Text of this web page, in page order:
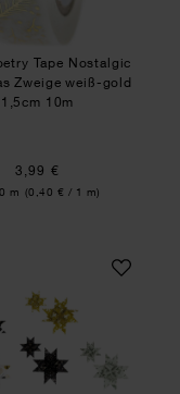
Tape Nostalgic
Zweige weiß-gold
1,5cm 10m
3,99 €
m (0,40 € / 1 m)
Christmas Zweige
Paper Poetry